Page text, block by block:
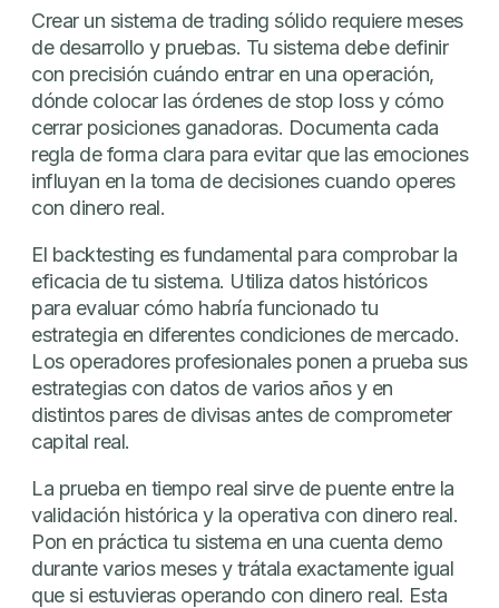
Crear un sistema de trading sólido requiere meses
de desarrollo y pruebas. Tu sistema debe definir
con precisión cuándo entrar en una operación,
dónde colocar las órdenes de stop loss y cómo
cerrar posiciones ganadoras. Documenta cada
regla de forma clara para evitar que las emociones
influyan en la toma de decisiones cuando operes
con dinero real.
El backtesting es fundamental para comprobar la
eficacia de tu sistema. Utiliza datos históricos
para evaluar cómo habría funcionado tu
estrategia en diferentes condiciones de mercado.
Los operadores profesionales ponen a prueba sus
estrategias con datos de varios años y en
distintos pares de divisas antes de comprometer
capital real.
La prueba en tiempo real sirve de puente entre la
validación histórica y la operativa con dinero real.
Pon en práctica tu sistema en una cuenta demo
durante varios meses y trátala exactamente igual
que si estuvieras operando con dinero real. Esta